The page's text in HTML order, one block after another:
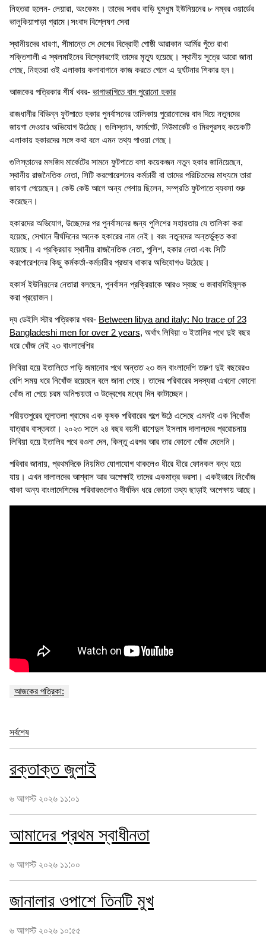
নিহতরা হলেন- লেয়ারা, অংকেমং। তাদের সবার বাড়ি ঘুমধুম ইউনিয়নের ৮ নম্বর ওয়ার্ডের
ভালুকিয়াপাড়া গ্রামে।সংবাদ বিশ্লেষণ সেবা
স্থানীয়দের ধারণা, সীমান্তে সে দেশের বিদ্রোহী গোষ্ঠী আরাকান আর্মির পুঁতে রাখা
শক্তিশালী এ স্থলমাইনের বিস্ফোরণেই তাদের মৃত্যু হয়েছে। স্থানীয় সূত্রে আরো জানা
গেছে, নিহতরা ওই এলাকায় কলাবাগানে কাজ করতে গেলে এ দুর্ঘটনার শিকার হন।
আজকের পত্রিকার শীর্ষ খবর- ভাগাভাগিতে বাদ পুরোনো হকার
রাজধানীর বিভিন্ন ফুটপাতে হকার পুনর্বাসনের তালিকায় পুরোনোদের বাদ দিয়ে নতুনদের
জায়গা দেওয়ার অভিযোগ উঠেছে। গুলিস্তান, ফার্মগেট, নিউমার্কেট ও মিরপুরসহ কয়েকটি
এলাকায় হকারদের সঙ্গে কথা বলে এমন তথ্য পাওয়া গেছে।
গুলিস্তানের মসজিদ মার্কেটের সামনে ফুটপাতে বসা কয়েকজন নতুন হকার জানিয়েছেন,
স্থানীয় রাজনৈতিক নেতা, সিটি করপোরেশনের কর্মচারী বা তাদের পরিচিতদের মাধ্যমে তারা
জায়গা পেয়েছেন। কেউ কেউ আগে অন্য পেশায় ছিলেন, সম্প্রতি ফুটপাতে ব্যবসা শুরু
করেছেন।
হকারদের অভিযোগ, উচ্ছেদের পর পুনর্বাসনের জন্য পুলিশের সহায়তায় যে তালিকা করা
হয়েছে, সেখানে দীর্ঘদিনের অনেক হকারের নাম নেই। বরং নতুনদের অন্তর্ভুক্ত করা
হয়েছে। এ প্রক্রিয়ায় স্থানীয় রাজনৈতিক নেতা, পুলিশ, হকার নেতা এবং সিটি
করপোরেশনের কিছু কর্মকর্তা-কর্মচারীর প্রভাব থাকার অভিযোগও উঠেছে।
হকার্স ইউনিয়নের নেতারা বলছেন, পুনর্বাসন প্রক্রিয়াকে আরও স্বচ্ছ ও জবাবদিহিমূলক
করা প্রয়োজন।
দ্য ডেইলি স্টার পত্রিকার খবর- Between libya and italy: No trace of 23
Bangladeshi men for over 2 years, অর্থাৎ লিবিয়া ও ইতালির পথে দুই বছর
ধরে খোঁজ নেই ২৩ বাংলাদেশির
লিবিয়া হয়ে ইতালিতে পাড়ি জমানোর পথে অন্তত ২৩ জন বাংলাদেশি তরুণ দুই বছরেরও
বেশি সময় ধরে নিখোঁজ রয়েছেন বলে জানা গেছে। তাদের পরিবারের সদস্যরা এখনো কোনো
খোঁজ না পেয়ে চরম অনিশ্চয়তা ও উদ্বেগের মধ্যে দিন কাটাচ্ছেন।
শরীয়তপুরের তুলাতলা গ্রামের এক কৃষক পরিবারের গল্পে উঠে এসেছে এমনই এক নিখোঁজ
যাত্রার বাস্তবতা। ২০২৩ সালে ২৪ বছর বয়সী রাশেদুল ইসলাম দালালদের প্ররোচনায়
লিবিয়া হয়ে ইতালির পথে রওনা দেন, কিন্তু এরপর আর তার কোনো খোঁজ মেলেনি।
পরিবার জানায়, প্রথমদিকে নিয়মিত যোগাযোগ থাকলেও ধীরে ধীরে ফোনকল বন্ধ হয়ে
যায়। এখন দালালদের আশ্বাস আর অপেক্ষাই তাদের একমাত্র ভরসা। একইভাবে নিখোঁজ
থাকা অন্য বাংলাদেশিদের পরিবারগুলোও দীর্ঘদিন ধরে কোনো তথ্য ছাড়াই অপেক্ষায় আছে।
আজকের পত্রিকা:
সর্বশেষ
রক্তাক্ত জুলাই
৬ আগস্ট ২০২৬ ১১:০১
আমাদের প্রথম স্বাধীনতা
৬ আগস্ট ২০২৬ ১১:০০
জানালার ওপাশে তিনটি মুখ
৬ আগস্ট ২০২৬ ১০:৫৫